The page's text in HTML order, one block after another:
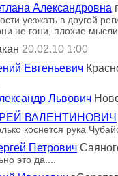
Александровна
уезжать в другой
не гони, плохие мысли
20.02.10 1:00
Евгеньевич
Львович
ВАЛЕНТИНОВИЧ
коснется рука
Петрович
это да....